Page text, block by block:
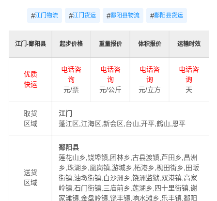
#江门物流 #江门货运 #鄱阳县物流 #鄱阳县货运
江门-鄱阳县 起步价格 重量报价 体积报价 运输时效
优质
快运
电话咨
询
元/票
电话咨
询
元/公斤
电话咨
询
元/立方
电话咨
询
天
取货
区域
江门
蓬江区,江海区,新会区,台山,开平,鹤山,恩平
送货
区域
鄱阳县
莲花山乡,饶埠镇,团林乡,古县渡镇,芦田乡,昌洲
乡,珠湖乡,凰岗镇,游城乡,柘港乡,枧田街乡,田畈
街镇,油墩街镇,白沙洲乡,饶洲监狱,双港镇,高家
岭镇,石门街镇,三庙前乡,莲湖乡,四十里街镇,谢
家滩镇,金盘岭镇,饶丰镇,响水滩乡,乐丰镇,鄱阳